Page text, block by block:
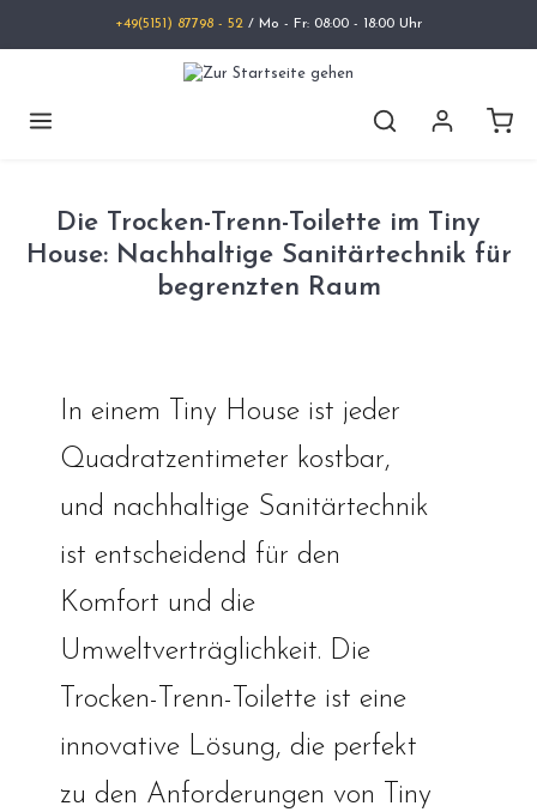
+49(5151) 87798 - 52 / Mo - Fr: 08:00 - 18:00 Uhr
Die Trocken-Trenn-Toilette im Tiny
House: Nachhaltige Sanitärtechnik für
begrenzten Raum
In einem Tiny House ist jeder
Quadratzentimeter kostbar,
und nachhaltige Sanitärtechnik
ist entscheidend für den
Komfort und die
Umweltverträglichkeit. Die
Trocken-Trenn-Toilette ist eine
innovative Lösung, die perfekt
zu den Anforderungen von Tiny